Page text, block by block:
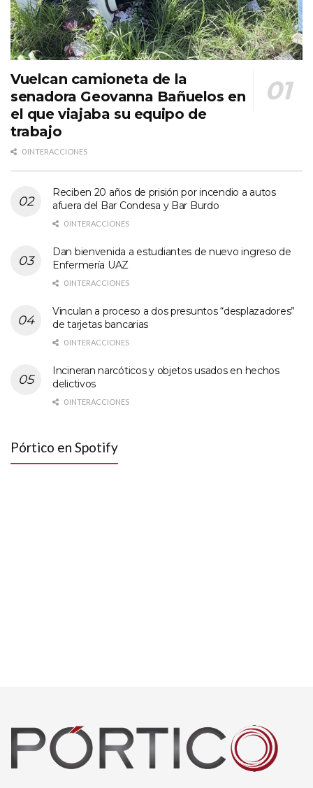
Vuelcan camioneta de la
senadora Geovanna Bañuelos en
el que viajaba su equipo de
trabajo
0 INTERACCIONES
Reciben 20 años de prisión por incendio a autos
afuera del Bar Condesa y Bar Burdo
0 INTERACCIONES
Dan bienvenida a estudiantes de nuevo ingreso de
Enfermería UAZ
0 INTERACCIONES
Vinculan a proceso a dos presuntos “desplazadores”
de tarjetas bancarias
0 INTERACCIONES
Incineran narcóticos y objetos usados en hechos
delictivos
0 INTERACCIONES
Pórtico en Spotify